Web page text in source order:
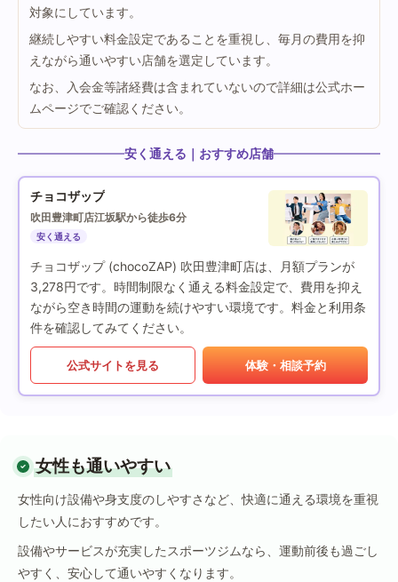
対象にしています。
継続しやすい料金設定であることを重視し、毎月の費用を抑
えながら通いやすい店舗を選定しています。
なお、入会金等諸経費は含まれていないので詳細は公式ホー
ムページでご確認ください。
安く通える｜おすすめ店舗
チョコザップ
吹田豊津町店江坂駅から徒歩6分
安く通える
チョコザップ (chocoZAP) 吹田豊津町店は、月額プランが
3,278円です。時間制限なく通える料金設定で、費用を抑え
ながら空き時間の運動を続けやすい環境です。料金と利用条
件を確認してみてください。
公式サイトを見る 体験・相談予約
女性も通いやすい
女性向け設備や身支度のしやすさなど、快適に通える環境を重視
したい人におすすめです。
設備やサービスが充実したスポーツジムなら、運動前後も過ごし
やすく、安心して通いやすくなります。